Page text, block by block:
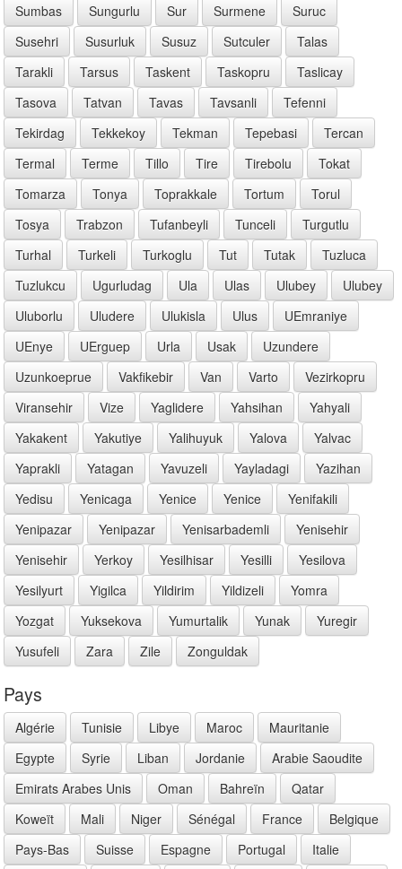
Sumbas
Sungurlu Sur Surmene
Suruc
Susehri
Susurluk Susuz Sutculer
Talas
Tarakli
Tarsus Taskent Taskopru
Taslicay
Tasova
Tatvan Tavas Tavsanli
Tefenni
Tekirdag
Tekkekoy Tekman Tepebasi
Tercan
Termal
Terme Tillo Tire Tirebolu
Tokat
Tomarza
Tonya Toprakkale Tortum
Torul
Tosya
Trabzon Tufanbeyli Tunceli
Turgutlu
Turhal
Turkeli Turkoglu Tut Tutak
Tuzluca
Tuzlukcu
Ugurludag Ula Ulas Ulubey
Ulubey
Uluborlu
Uludere Ulukisla Ulus
UEmraniye
UEnye
UErguep Urla Usak
Uzundere
Uzunkoeprue
Vakfikebir Van Varto
Vezirkopru
Viransehir
Vize Yaglidere Yahsihan
Yahyali
Yakakent
Yakutiye Yalihuyuk Yalova
Yalvac
Yaprakli
Yatagan Yavuzeli Yayladagi
Yazihan
Yedisu
Yenicaga Yenice Yenice
Yenifakili
Yenipazar
Yenipazar Yenisarbademli
Yenisehir
Yenisehir
Yerkoy Yesilhisar Yesilli
Yesilova
Yesilyurt
Yigilca Yildirim Yildizeli
Yomra
Yozgat
Yuksekova Yumurtalik Yunak
Yuregir
Yusufeli
Zara Zile Zonguldak
Pays
Algérie Tunisie Libye Maroc
Mauritanie
Egypte
Syrie Liban Jordanie
Arabie Saoudite
Emirats Arabes Unis
Oman Bahreïn
Qatar
Koweït
Mali Niger Sénégal France
Belgique
Pays-Bas
Suisse Espagne Portugal
Italie